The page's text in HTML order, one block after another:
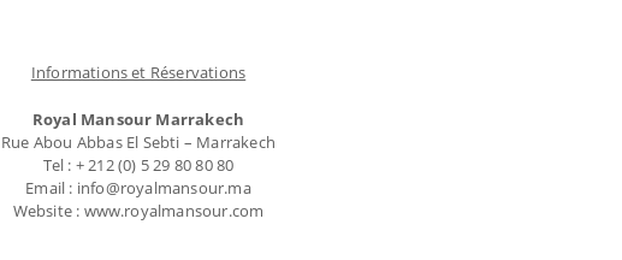
Informations et Réservations
Royal Mansour Marrakech
Rue Abou Abbas El Sebti – Marrakech
Tel : + 212 (0) 5 29 80 80 80
Email : info@royalmansour.ma
Website : www.royalmansour.com